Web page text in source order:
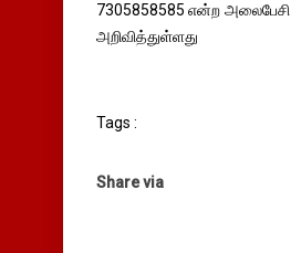
7305858585 என்ற
அறிவித்துள்ளது
Tags :
Share via